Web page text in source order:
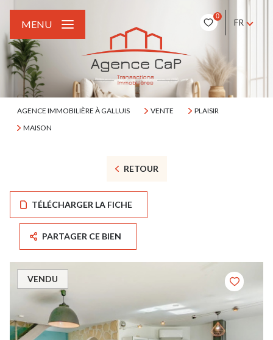
0
FR
MENU
AGENCE IMMOBILIÈRE À GALLUIS VENTE
PLAISIR
MAISON
RETOUR
TÉLÉCHARGER LA FICHE
PARTAGER CE BIEN
VENDU